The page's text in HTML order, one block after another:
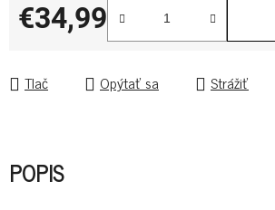
€34,99
Jednotková cena:
Tlač Opýtať sa Strážiť
POPIS